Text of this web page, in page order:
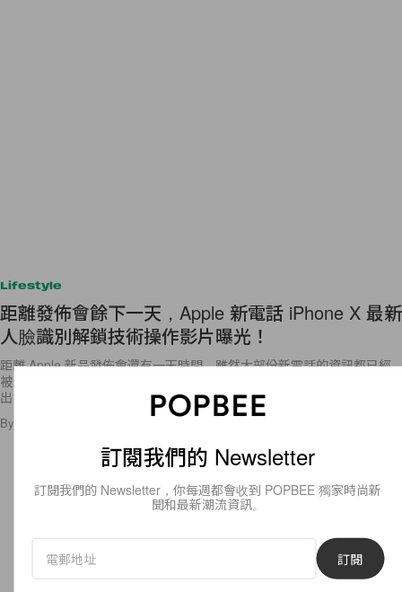
Lifestyle
距離發佈會餘下一天，Apple 新電話 iPhone X 最新
人臉識別解鎖技術操作影片曝光！
距離 Apple 新品發佈會還有一天時間，雖然大部份新電話的資訊都已經
被公開，例如價錢和操作的影片，而今天又再有新 iPhone 的操作片段流
出，今次更加是有關於最新的「Face
By
訂閱我們的 Newsletter
訂閱我們的 Newsletter，你每週都會收到 POPBEE 獨家時尚新
聞和最新潮流資訊。
訂閱